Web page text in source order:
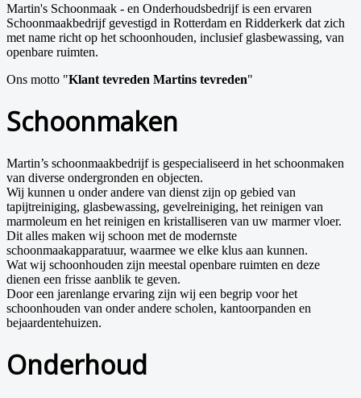
Martin's Schoonmaak - en Onderhoudsbedrijf is een ervaren
Schoonmaakbedrijf gevestigd in Rotterdam en Ridderkerk dat zich
met name richt op het schoonhouden, inclusief glasbewassing, van
openbare ruimten.
Ons motto "Klant tevreden Martins tevreden"
Schoonmaken
Martin’s schoonmaakbedrijf is gespecialiseerd in het schoonmaken
van diverse ondergronden en objecten.
Wij kunnen u onder andere van dienst zijn op gebied van
tapijtreiniging, glasbewassing, gevelreiniging, het reinigen van
marmoleum en het reinigen en kristalliseren van uw marmer vloer.
Dit alles maken wij schoon met de modernste
schoonmaakapparatuur, waarmee we elke klus aan kunnen.
Wat wij schoonhouden zijn meestal openbare ruimten en deze
dienen een frisse aanblik te geven.
Door een jarenlange ervaring zijn wij een begrip voor het
schoonhouden van onder andere scholen, kantoorpanden en
bejaardentehuizen.
Onderhoud